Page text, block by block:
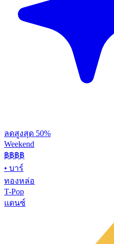
ลดสูงสุด 50%
Weekend
฿฿฿฿
• บาร์
ทองหล่อ
T-Pop
แดนซ์